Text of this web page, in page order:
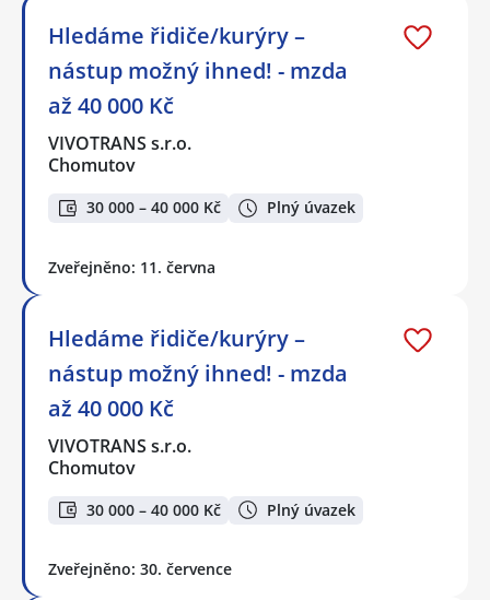
Hledáme řidiče/kurýry –
nástup možný ihned! - mzda
až 40 000 Kč
VIVOTRANS s.r.o.
Chomutov
30 000 – 40 000 Kč Plný úvazek
Zveřejněno: 11. června
Hledáme řidiče/kurýry –
nástup možný ihned! - mzda
až 40 000 Kč
VIVOTRANS s.r.o.
Chomutov
30 000 – 40 000 Kč Plný úvazek
Zveřejněno: 30. července